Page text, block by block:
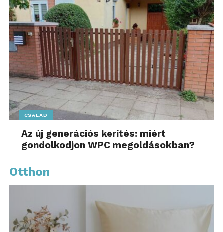
CSALÁD
Az új generációs kerítés: miért
gondolkodjon WPC megoldásokban?
Otthon